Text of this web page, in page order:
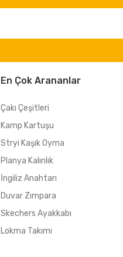
En Çok Arananlar
Çakı Çeşitleri
Kamp Kartuşu
Stryi Kaşık Oyma
Planya Kalınlık
İngiliz Anahtarı
Duvar Zımpara
Skechers Ayakkabı
Lokma Takımı